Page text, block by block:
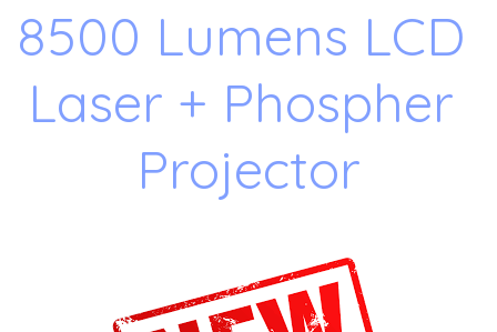
8500 Lumens LCD
Laser + Phospher
Projector